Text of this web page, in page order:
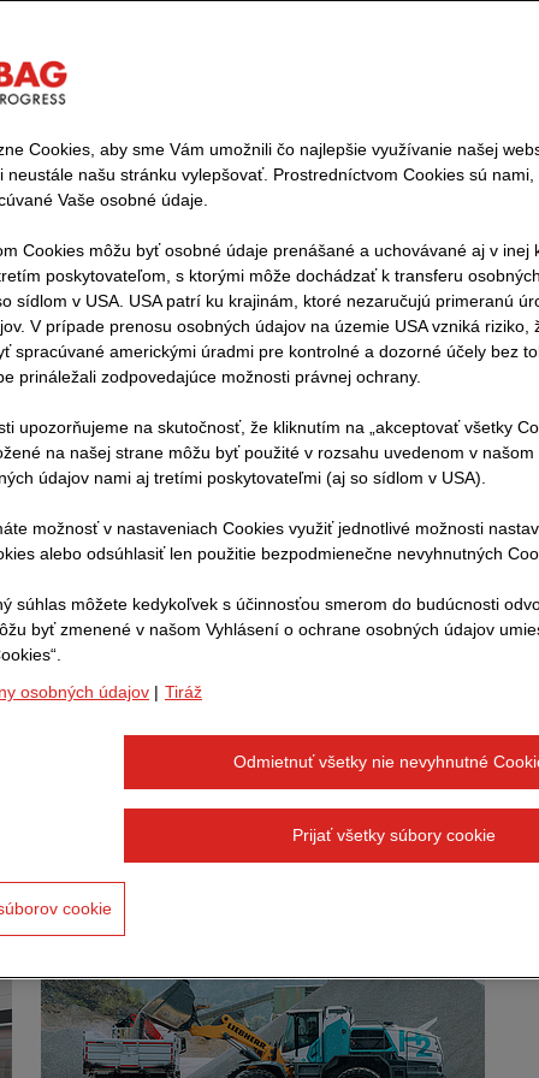
dopravy je jedným z najväčších zdrojov emisií a
stope kontinentu. Zároveň sú dnes ľudia a tovar
Mobilita je základom hospodárskej sily,
Európy. O to dôležitejšie je, aby bola doprava
Moderná a odolná dopravná infraštruktúra pritom
modernú dopravnú infraštruktúru
vlády zriadiť tento špeciálny fond vysiela jasný
sietí, mostov, ciest, vodných ciest a tunelov
trasy pripravené na budúcnosť. Vďaka našim
v spoločnosti STRABAG infraštruktúrne
Budujeme cesty, mosty, železnice a vodné
pre hospodársky rozvoj a sociálnu súdržnosť.
v oblasti udržateľnej
dopravnej infraštruktúry vytvára STRABAG
Tu sú tri príklady toho, na čom pracujeme s
klientmi.
Cookies, aby sme Vám umožnili čo najlepšie využívanie našej
neustále našu stránku vylepšovať. Prostredníctvom Cookies sú
Vaše osobné údaje.
Cookies môžu byť osobné údaje prenášané a uchovávané aj v inej
poskytovateľom, s ktorými môže dochádzať k transferu
sídlom v USA. USA patrí ku krajinám, ktoré nezaručujú primeranú
V prípade prenosu osobných údajov na územie USA vzniká riziko,
spracúvané americkými úradmi pre kontrolné a dozorné účely bez
prináležali zodpovedajúce možnosti právnej ochrany.
upozorňujeme na skutočnosť, že kliknutím na „akceptovať všetky
na našej strane môžu byť použité v rozsahu uvedenom v našom
údajov nami aj tretími poskytovateľmi (aj so sídlom v USA).
možnosť v nastaveniach Cookies využiť jednotlivé možnosti
alebo odsúhlasiť len použitie bezpodmienečne nevyhnutných
súhlas môžete kedykoľvek s účinnosťou smerom do budúcnosti
byť zmenené v našom Vyhlásení o ochrane osobných údajov
osobných údajov | Tiráž
Odmietnuť všetky nie nevyhnutné
Prijať všetky súbory cookie
cookie